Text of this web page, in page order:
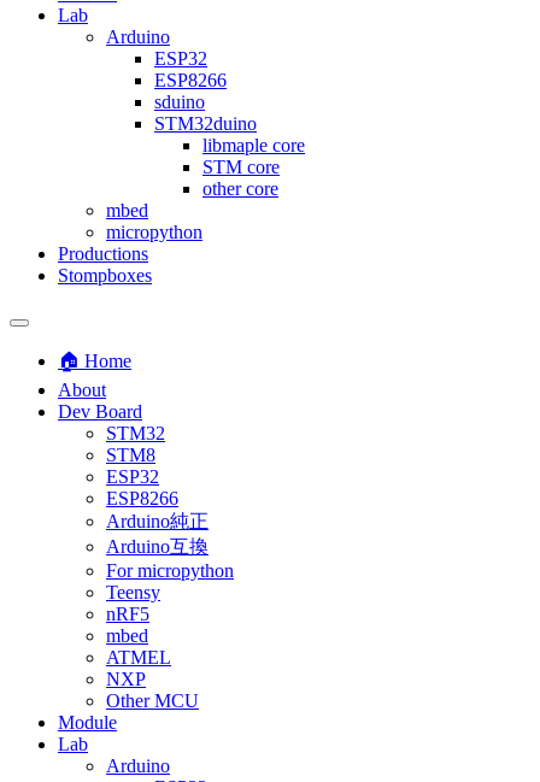
Lab
Arduino
ESP32
ESP8266
sduino
STM32duino
libmaple core
STM core
other core
mbed
micropython
Productions
Stompboxes
Toggle
field
🏠 Home
About
Dev Board
STM32
STM8
ESP32
ESP8266
Arduino純正
Arduino互換
For micropython
Teensy
nRF5
mbed
ATMEL
NXP
Other MCU
Module
Lab
Arduino